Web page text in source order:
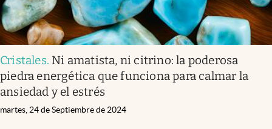
Cristales. Ni amatista, ni citrino: la poderosa
piedra energética que funciona para calmar la
ansiedad y el estrés
martes, 24 de Septiembre de 2024